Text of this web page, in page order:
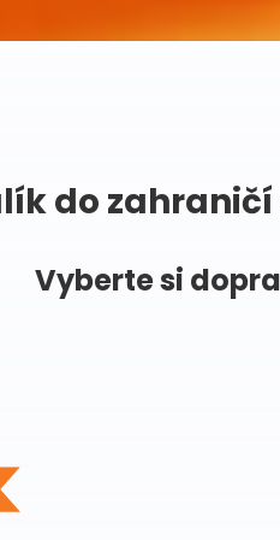
do
Vyberte si